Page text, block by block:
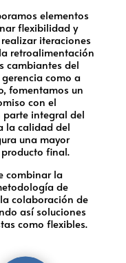
elementos
flexibilidad y
iteraciones
retroalimentación
cambiantes del
como a
fomentamos un
con el
parte integral del
la calidad del
una mayor
final.
combinar la
de
colaboración de
así soluciones
como flexibles.